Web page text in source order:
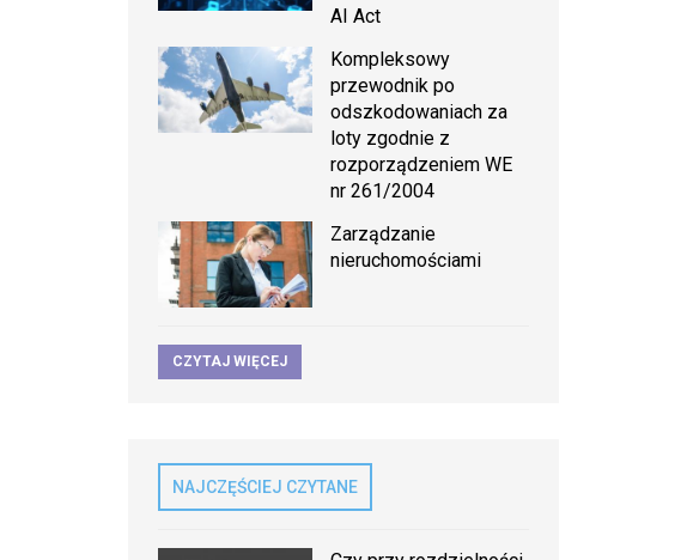
AI Act
Kompleksowy
przewodnik po
odszkodowaniach za
loty zgodnie z
rozporządzeniem WE
nr 261/2004
Zarządzanie
nieruchomościami
CZYTAJ WIĘCEJ
NAJCZĘŚCIEJ CZYTANE